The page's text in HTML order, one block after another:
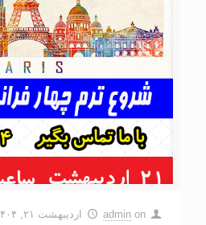
admin on اردیبهشت ۲۱, ۱۴۰۴